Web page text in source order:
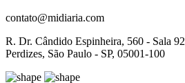
contato@midiaria.com
R. Dr. Cândido Espinheira, 560 - Sala 92
Perdizes, São Paulo - SP, 05001-100